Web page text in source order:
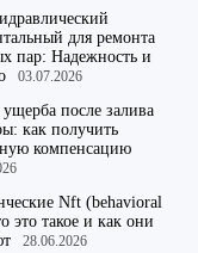
для ремонта
пар: Надежность и
03.07.2026
после залива
как получить
компенсацию
Nft (behavioral
это такое и как они
28.06.2026